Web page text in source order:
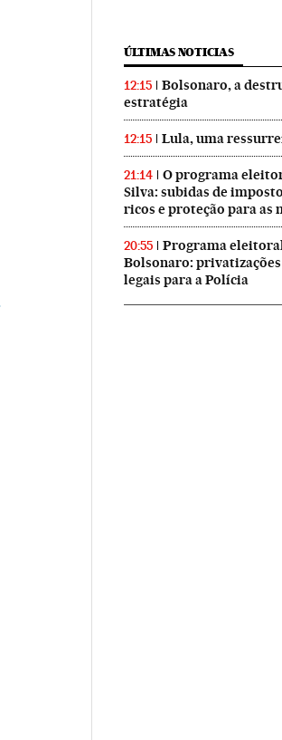
ÚLTIMAS NOTICIAS
12:15
Bolsonaro, a
estratégia
12:15 Lula, uma
21:14
O programa
Silva: subidas de
ricos e proteção para as
20:55
Programa
Bolsonaro:
legais para a Polícia